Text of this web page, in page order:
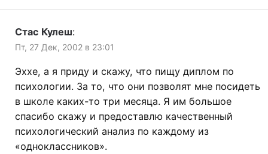
Стас Кулеш:
Пт, 27 Дек, 2002 в 23:01
Эххе, а я приду и скажу, что пищу диплом по
психологии. За то, что они позволят мне посидеть
в школе каких-то три месяца. Я им большое
спасибо скажу и предоставлю качественный
психологический анализ по каждому из
«одноклассников».